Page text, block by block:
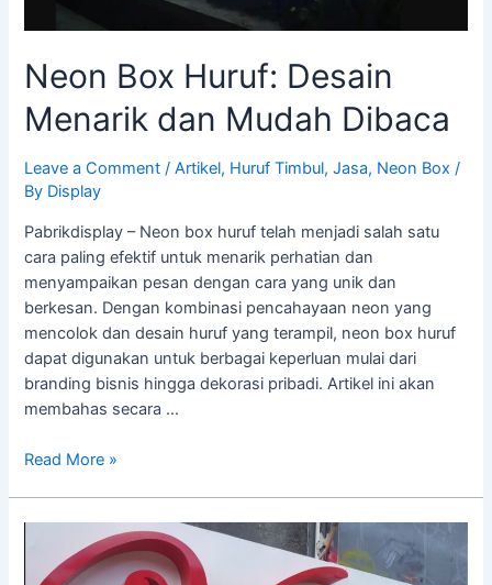
Neon Box Huruf: Desain
Menarik dan Mudah Dibaca
Leave a Comment /Artikel, Huruf Timbul,Jasa, Neon Box /
By Display
Pabrikdisplay – Neon box huruf telah menjadi salah satu
cara paling efektif untuk menarik perhatian dan
menyampaikan pesan dengan cara yang unik dan
berkesan. Dengan kombinasi pencahayaan neon yang
mencolok dan desain huruf yang terampil, neon box huruf
dapat digunakan untuk berbagai keperluan mulai dari
branding bisnis hingga dekorasi pribadi. Artikel ini akan
membahas secara …
Read More »
Desain